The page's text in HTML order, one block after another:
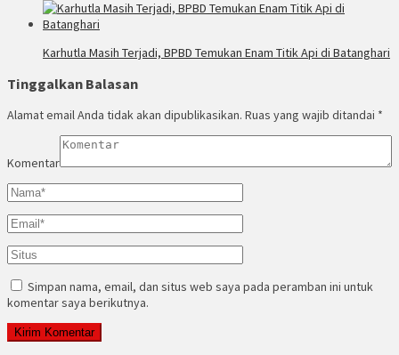
Karhutla Masih Terjadi, BPBD Temukan Enam Titik Api di Batanghari
Tinggalkan Balasan
Alamat email Anda tidak akan dipublikasikan. Ruas yang wajib ditandai *
Komentar
Simpan nama, email, dan situs web saya pada peramban ini untuk
komentar saya berikutnya.